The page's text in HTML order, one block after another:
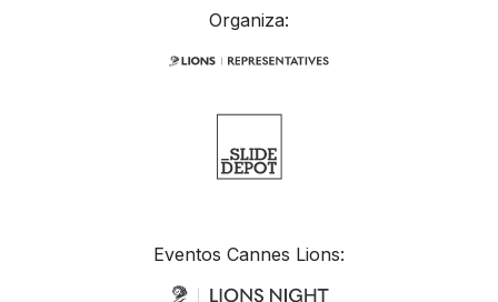
Organiza:
Eventos Cannes Lions: